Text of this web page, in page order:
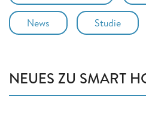
News Studie
NEUES ZU SMART